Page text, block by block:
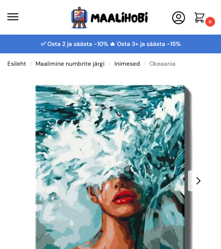
0
✅ Osta 2 ja säästa -10% 🔥 Osta 3+ ja säästa -15%
Esileht / Maalimine numbrite järgi / Inimesed / Okeaania